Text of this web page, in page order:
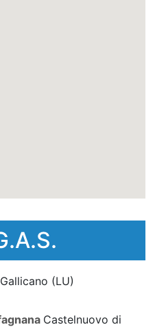
Gallicano (LU)
Castelnuovo di